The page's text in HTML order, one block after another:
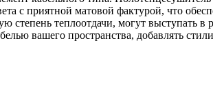
с приятной матовой фактурой, что
теплоотдачи, могут выступать
вашего пространства, добавлять